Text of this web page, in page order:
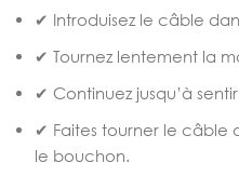
✔ Introduisez le câble
✔ Tournez lentement la
✔ Continuez jusqu’à
✔ Faites tourner le câble
le bouchon.